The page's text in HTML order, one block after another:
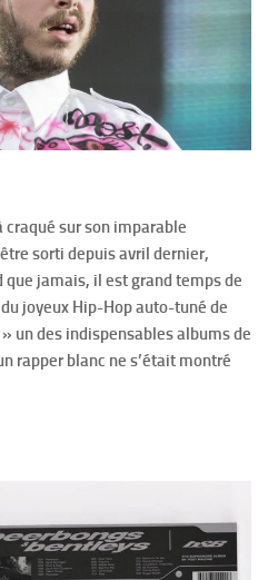
craqué sur son imparable
sorti depuis avril dernier,
jamais, il est grand temps de
joyeux Hip-Hop auto-tuné de
un des indispensables albums de
rapper blanc ne s’était montré